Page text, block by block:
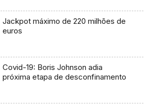
Jackpot máximo de 220 milhões de
euros
Covid-19: Boris Johnson adia
próxima etapa de desconfinamento